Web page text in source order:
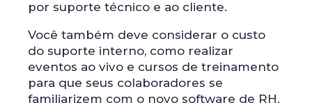
por suporte técnico e ao cliente.
Você também deve considerar o custo
do suporte interno, como realizar
eventos ao vivo e cursos de treinamento
para que seus colaboradores se
familiarizem com o novo software de RH.